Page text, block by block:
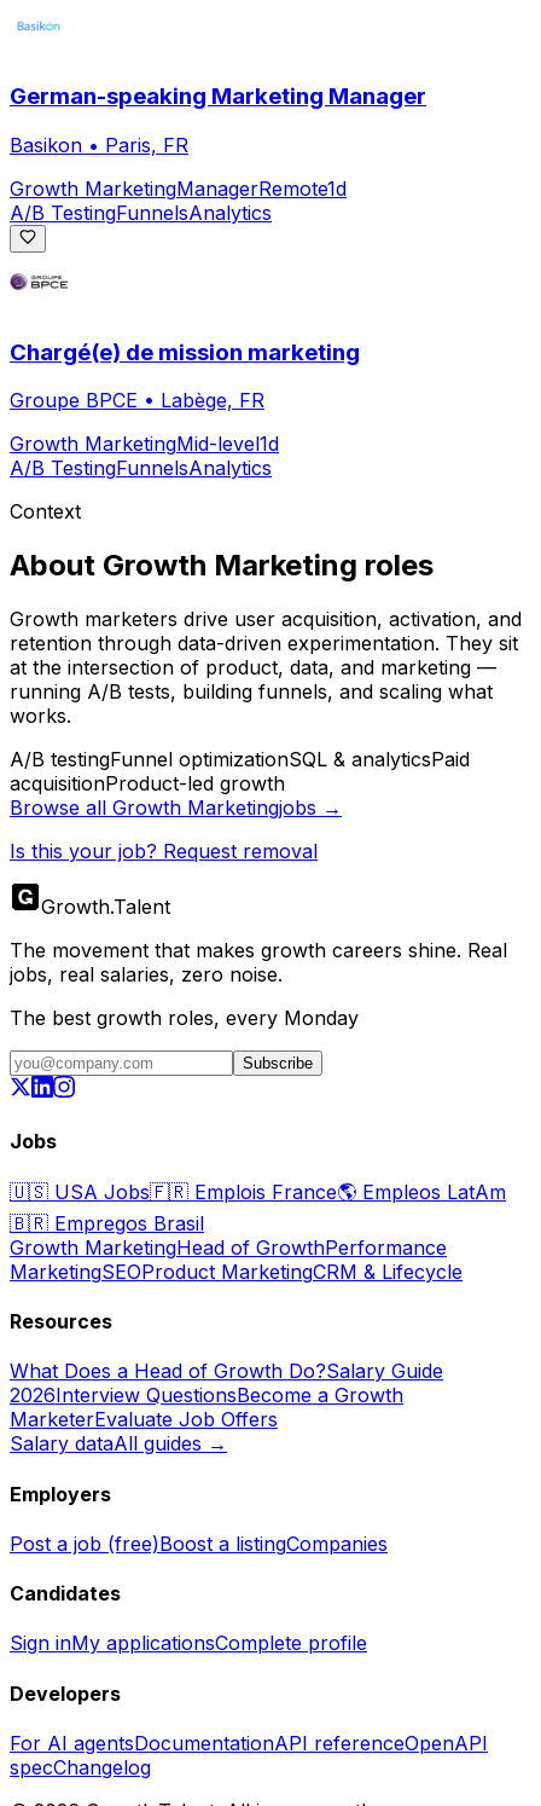
German-speaking Marketing Manager
Basikon • Paris, FR
Growth MarketingManagerRemote1d
A/B TestingFunnelsAnalytics
Chargé(e) de mission marketing
Groupe BPCE • Labège, FR
Growth MarketingMid-level1d
A/B TestingFunnelsAnalytics
Context
About Growth Marketing roles
Growth marketers drive user acquisition, activation, and
retention through data-driven experimentation. They sit
at the intersection of product, data, and marketing —
running A/B tests, building funnels, and scaling what
works.
A/B testingFunnel optimizationSQL & analyticsPaid
acquisitionProduct-led growth
Browse all Growth Marketingjobs →
Is this your job? Request removal
Growth.Talent
The movement that makes growth careers shine. Real
jobs, real salaries, zero noise.
The best growth roles, every Monday
Subscribe
Jobs
🇺🇸 USA Jobs🇫🇷 Emplois France🌎 Empleos LatAm
🇧🇷 Empregos Brasil
Growth MarketingHead of GrowthPerformance
MarketingSEOProduct MarketingCRM & Lifecycle
Resources
What Does a Head of Growth Do?Salary Guide
2026Interview QuestionsBecome a Growth
MarketerEvaluate Job Offers
Salary dataAll guides →
Employers
Post a job (free)Boost a listingCompanies
Candidates
Sign inMy applicationsComplete profile
Developers
For AI agentsDocumentationAPI referenceOpenAPI
specChangelog